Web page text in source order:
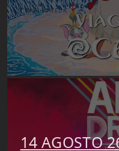
APRI SCHEDA
14 AGOSTO